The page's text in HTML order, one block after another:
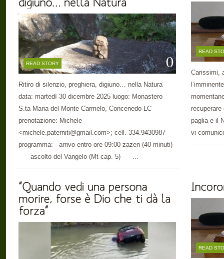
0
READ STORY
Ritiro di silenzio, preghiera, digiuno… nella Natura
data: martedì 30 dicembre 2025 luogo: Monastero
S.ta Maria del Monte Carmelo, Concenedo LC
prenotazione: Michele
<michele.paterniti@gmail.com>; cell. 334.9430987
programma: arrivo entro ore 09:00 zazen (40 minuti)
ascolto del Vangelo (Mt cap. 5) ...
READ
Carissimi,
paglia e il
vi
READ